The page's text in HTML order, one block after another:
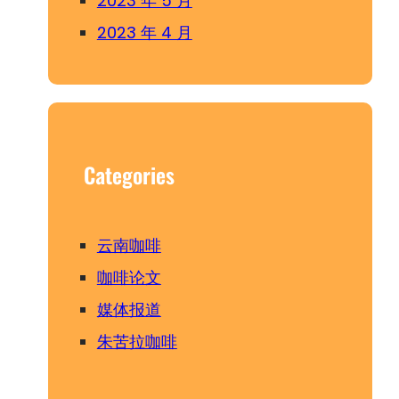
2023 年 4 月
Categories
云南咖啡
咖啡论文
媒体报道
朱苦拉咖啡